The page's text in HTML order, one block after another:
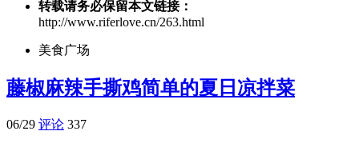
转载请务必保留本文链接：
http://www.riferlove.cn/263.html
美食广场
藤椒麻辣手撕鸡简单的夏日凉拌菜
06/29 评论 337